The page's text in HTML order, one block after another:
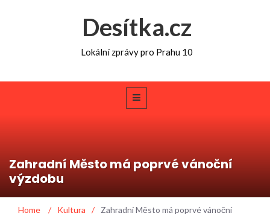
Desítka.cz
Lokální zprávy pro Prahu 10
Zahradní Město má poprvé vánoční
výzdobu
Home / Kultura /
Zahradní Město má poprvé vánoční